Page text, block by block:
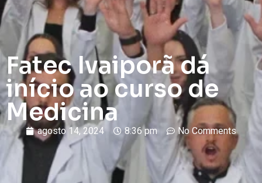
Fatec Ivaiporã dá
início ao curso de
Medicina
agosto 14, 2024 8:36 pm No Comments